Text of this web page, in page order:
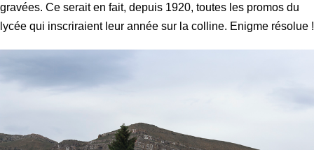
gravées. Ce serait en fait, depuis 1920, toutes les promos du
lycée qui inscriraient leur année sur la colline. Enigme résolue !